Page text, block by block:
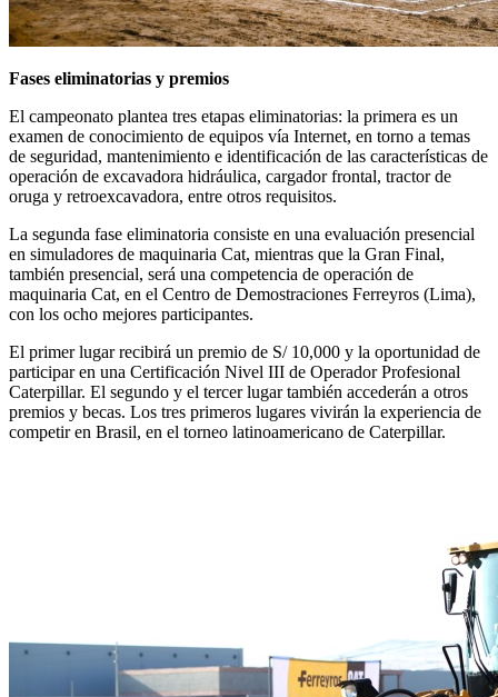
Fases eliminatorias y premios
El campeonato plantea tres etapas eliminatorias: la primera es un
examen de conocimiento de equipos vía Internet, en torno a temas
de seguridad, mantenimiento e identificación de las características de
operación de excavadora hidráulica, cargador frontal, tractor de
oruga y retroexcavadora, entre otros requisitos.
La segunda fase eliminatoria consiste en una evaluación presencial
en simuladores de maquinaria Cat, mientras que la Gran Final,
también presencial, será una competencia de operación de
maquinaria Cat, en el Centro de Demostraciones Ferreyros (Lima),
con los ocho mejores participantes.
El primer lugar recibirá un premio de S/ 10,000 y la oportunidad de
participar en una Certificación Nivel III de Operador Profesional
Caterpillar. El segundo y el tercer lugar también accederán a otros
premios y becas. Los tres primeros lugares vivirán la experiencia de
competir en Brasil, en el torneo latinoamericano de Caterpillar.